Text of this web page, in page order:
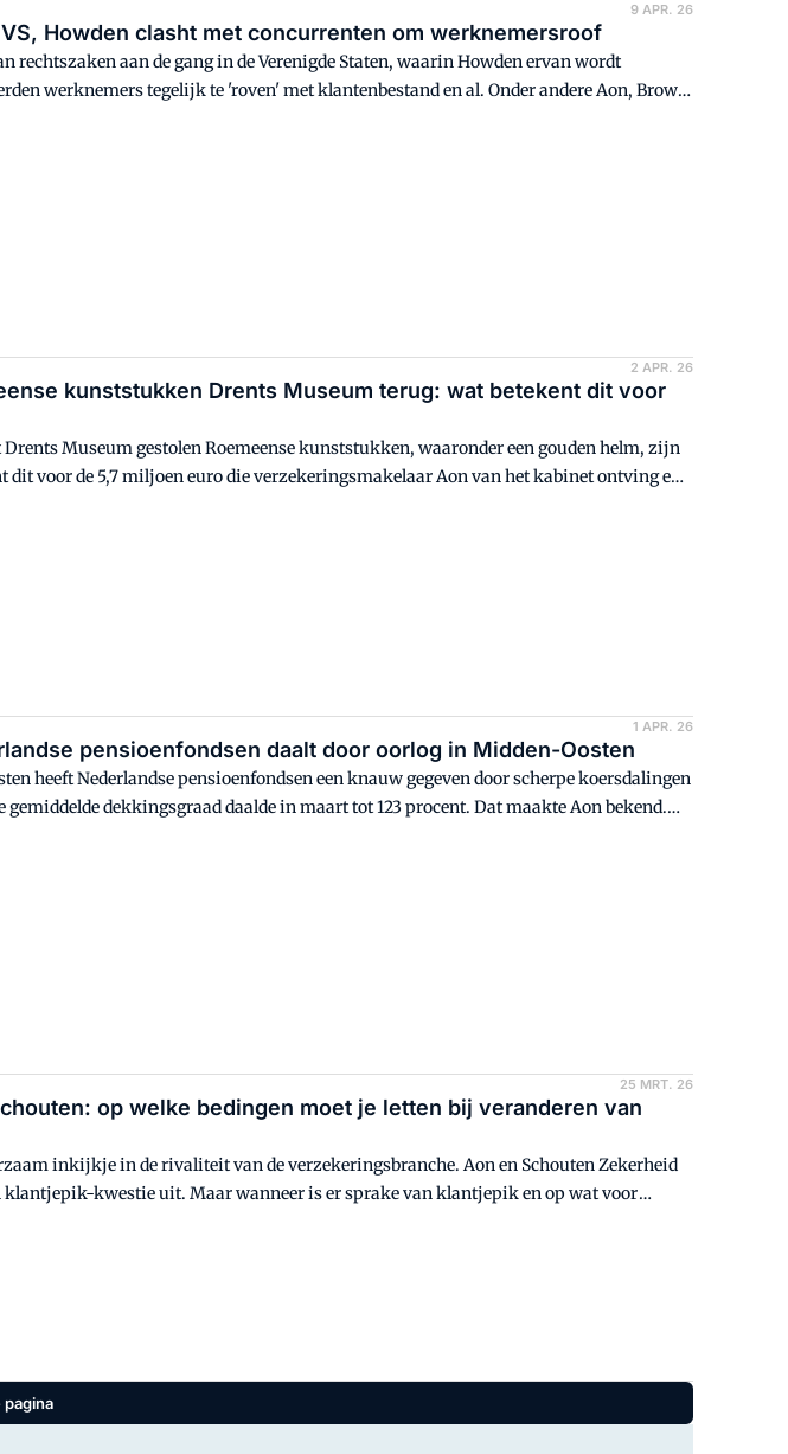
9 APR. 26
Howden clasht met concurrenten om werknemersroof
rechtszaken aan de gang in de Verenigde Staten, waarin Howden ervan wordt
werknemers tegelijk te 'roven' met klantenbestand en al. Onder andere Aon, Brown
2 APR. 26
kunststukken Drents Museum terug: wat betekent dit voor
Museum gestolen Roemeense kunststukken, waaronder een gouden helm, zijn
dit voor de 5,7 miljoen euro die verzekeringsmakelaar Aon van het kabinet ontving en
1 APR. 26
pensioenfondsen daalt door oorlog in Midden-Oosten
heeft Nederlandse pensioenfondsen een knauw gegeven door scherpe koersdalingen
dekkingsgraad daalde in maart tot 123 procent. Dat maakte Aon bekend.
25 MRT. 26
op welke bedingen moet je letten bij veranderen van
inkijkje in de rivaliteit van de verzekeringsbranche. Aon en Schouten Zekerheid
klantjepik-kwestie uit. Maar wanneer is er sprake van klantjepik en op wat voor
pagina